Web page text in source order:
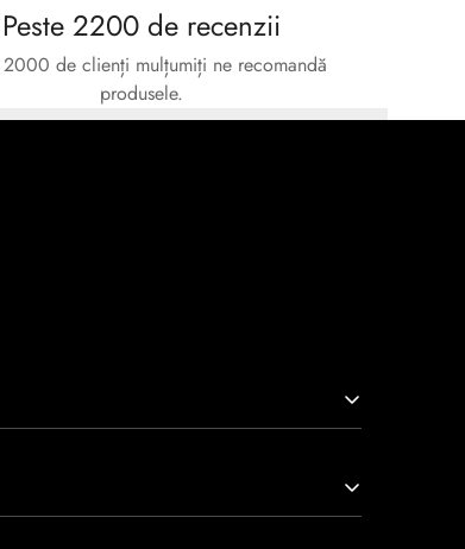
Peste 2200 de recenzii
2000 de clienți mulțumiți ne recomandă
produsele.
pantofi, ci opere de artă care transcend